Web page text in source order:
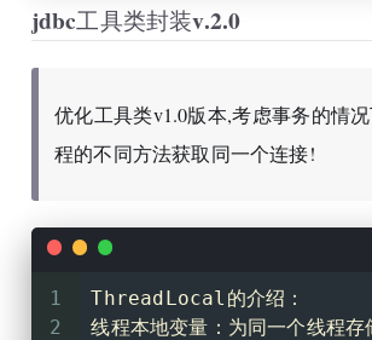
jdbc工具类封装v.2.0
优化工具类v1.0版本,考虑事务的情
程的不同方法获取同一个连接!
1
2
ThreadLocal的介绍：
线程本地变量：为同一个线程存